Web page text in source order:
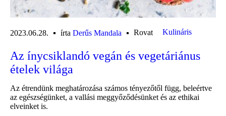
2023.06.28. írta Derűs Mandala Rovat Kulináris
Az ínycsiklandó vegán és vegetáriánus
ételek világa
Az étrendünk meghatározása számos tényezőtől függ, beleértve
az egészségünket, a vallási meggyőződésünket és az ethikai
elveinket is.